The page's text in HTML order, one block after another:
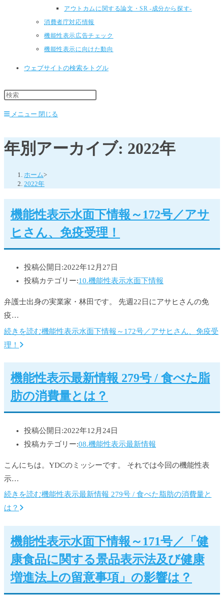
アウトカムに関する論文・SR -成分から探す-
消費者庁対応情報
機能性表示広告チェック
機能性表示に向けた動向
ウェブサイトの検索をトグル
メニュー 閉じる
年別アーカイブ: 2022年
ホーム>
2022年
機能性表示水面下情報～172号／アサ
ヒさん、免疫受理！
投稿公開日:2022年12月27日
投稿カテゴリー:10.機能性表示水面下情報
弁護士出身の実業家・林田です。 先週22日にアサヒさんの免
疫…
続きを読む機能性表示水面下情報～172号／アサヒさん、免疫受
理！
機能性表示最新情報 279号 / 食べた脂
肪の消費量とは？
投稿公開日:2022年12月24日
投稿カテゴリー:08.機能性表示最新情報
こんにちは。YDCのミッシーです。 それでは今回の機能性表
示…
続きを読む機能性表示最新情報 279号 / 食べた脂肪の消費量と
は？
機能性表示水面下情報～171号／「健
康食品に関する景品表示法及び健康
増進法上の留意事項」の影響は？